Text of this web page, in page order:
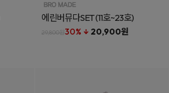
에린버뮤다SET(11호~23호)
29,800원30% ↓ 20,900원